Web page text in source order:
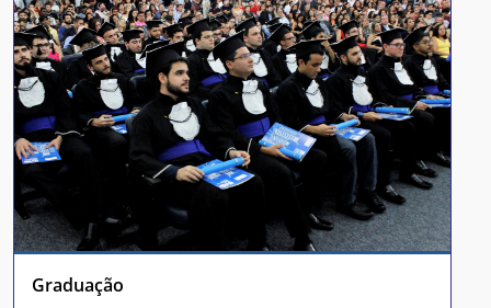
Graduação